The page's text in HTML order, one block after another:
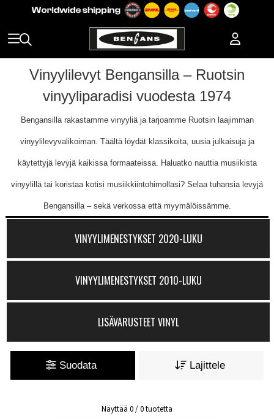
Vinyylilevyt Bengansilla – Ruotsin
vinyyliparadisi vuodesta 1974
Bengansilla rakastamme vinyyliä ja tarjoamme Ruotsin laajimman
vinyylilevyvalikoiman. Täältä löydät klassikoita, uusia julkaisuja ja
käytettyjä levyjä kaikissa formaateissa. Haluatko nauttia musiikista
vinyylillä tai koristaa kotisi musiikkiintohimollasi? Selaa tuhansia levyjä
Bengansilla – sekä verkossa että myymälöissämme.
VINYYLIMENESTYKSET 2020-LUKU
VINYYLIMENESTYKSET 2010-LUKU
LISÄVARUSTEET VINYL
Suodata Lajittele
Näyttää 0/0tuotetta